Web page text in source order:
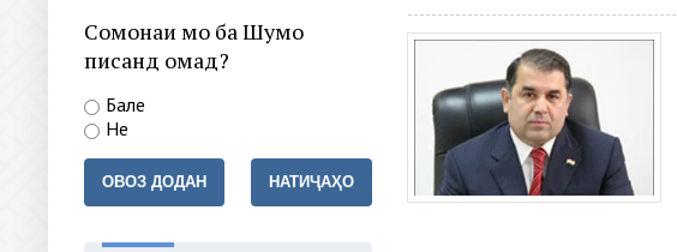
Сомонаи мо ба Шумо
писанд омад?
Бале
Не
ОВОЗ ДОДАН НАТИҶАҲО